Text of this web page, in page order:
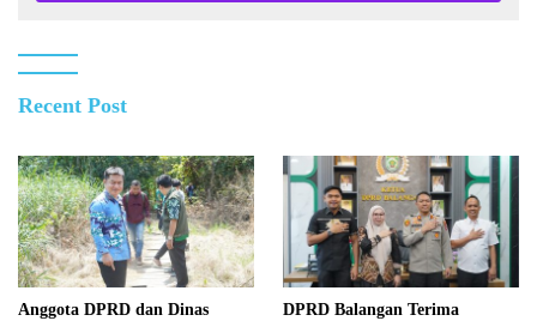
Recent Post
Anggota DPRD dan Dinas
DPRD Balangan Terima